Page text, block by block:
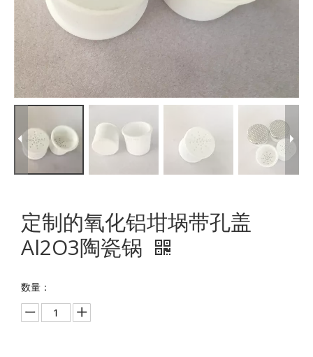
定制的氧化铝坩埚带孔盖
Al2O3陶瓷锅
数量：